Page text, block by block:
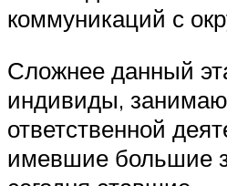
коммуникаций с
Сложнее данный
индивиды,
ответственной
имевшие большие